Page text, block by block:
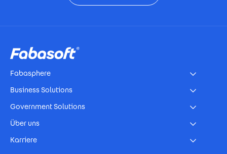
Fabasphere
Business Solutions
Government Solutions
Über uns
Karriere